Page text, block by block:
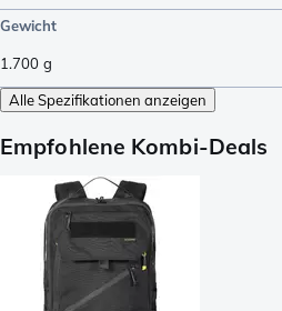
Gewicht
1.700 g
Alle Spezifikationen anzeigen
Empfohlene Kombi-Deals